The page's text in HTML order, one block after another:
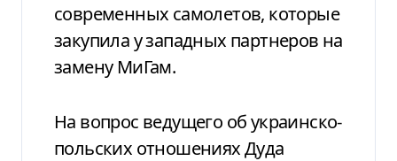
современных самолетов, которые
закупила у западных партнеров на
замену МиГам.
На вопрос ведущего об украинско-
польских отношениях Дуда